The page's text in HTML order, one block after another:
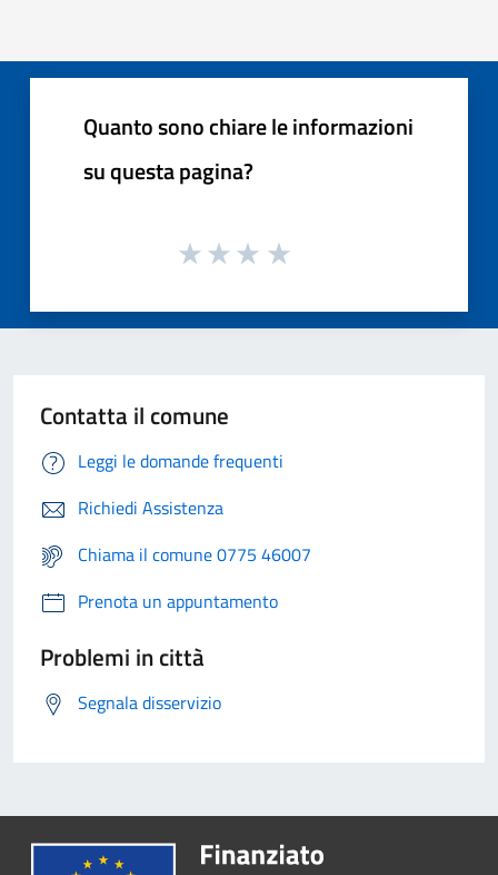
Quanto sono chiare le informazioni
su questa pagina?
Contatta il comune
Leggi le domande frequenti
Richiedi Assistenza
Chiama il comune 0775 46007
Prenota un appuntamento
Problemi in città
Segnala disservizio